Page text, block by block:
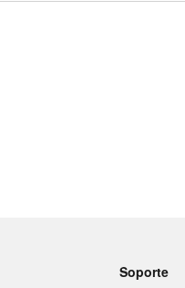
Soporte